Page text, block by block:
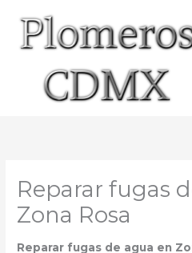
contenido
Reparar fugas
Zona Rosa
Reparar fugas de agua en